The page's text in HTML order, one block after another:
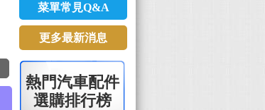
菜單常見Q&A
更多最新消息
熱門汽車配件
選購排行榜